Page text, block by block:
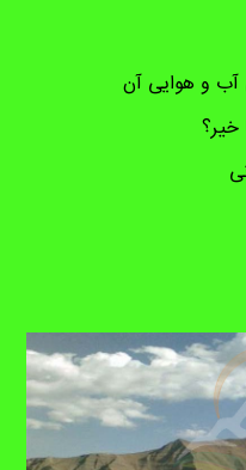
آب و هوایی آن
خیر؟